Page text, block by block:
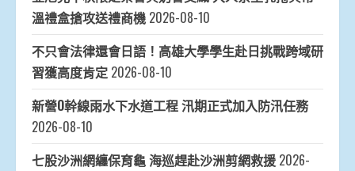
溫禮盒搶攻送禮商機 2026-08-10
不只會法律還會日語！高雄大學學生赴日挑戰跨域研
習獲高度肯定 2026-08-10
新營O幹線雨水下水道工程 汛期正式加入防汛任務
2026-08-10
七股沙洲網纏保育龜 海巡趕赴沙洲剪網救援 2026-